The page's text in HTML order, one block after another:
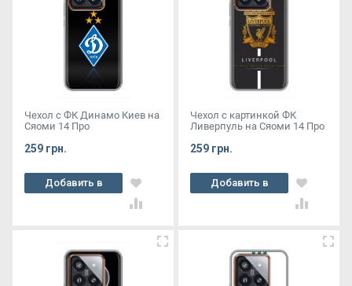
Чехол с ФК Динамо Киев на
Сяоми 14 Про
259 грн.
Добавить в
корзину
Чехол с картинкой ФК
Ливерпуль на Сяоми 14 Про
259 грн.
Добавить в
корзину